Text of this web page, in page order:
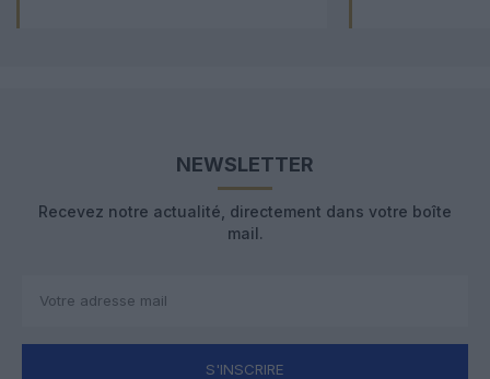
NEWSLETTER
Recevez notre actualité, directement dans votre boîte
mail.
S'INSCRIRE